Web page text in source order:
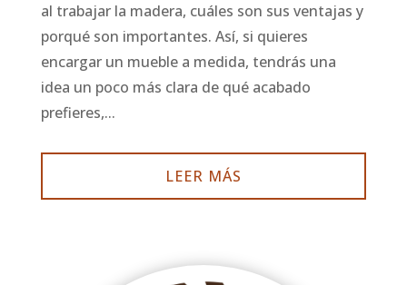
al trabajar la madera, cuáles son sus ventajas y
porqué son importantes. Así, si quieres
encargar un mueble a medida, tendrás una
idea un poco más clara de qué acabado
prefieres,...
LEER MÁS